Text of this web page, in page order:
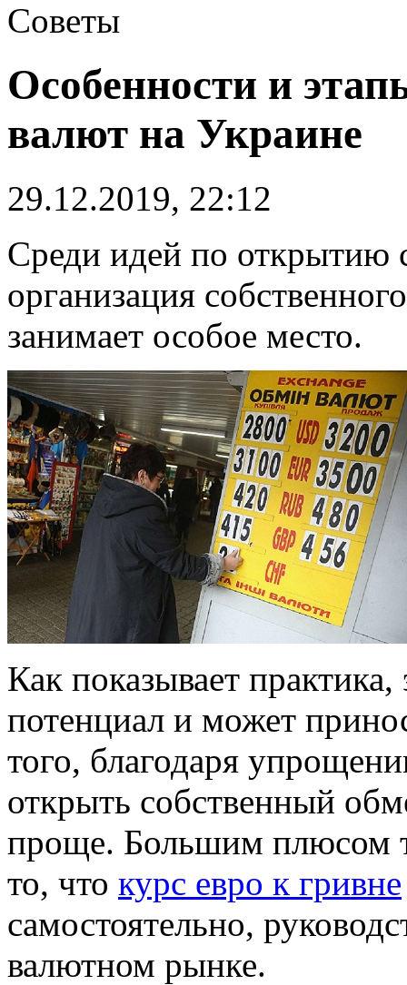
Советы
Особенности и
валют на Украине
29.12.2019, 22:12
Среди идей по открытию
организация
занимает особое место.
Как показывает
потенциал и может
того, благодаря
открыть собственный
проще. Большим плюсом
то, что курс евро к гривне
самостоятельно,
валютном рынке.